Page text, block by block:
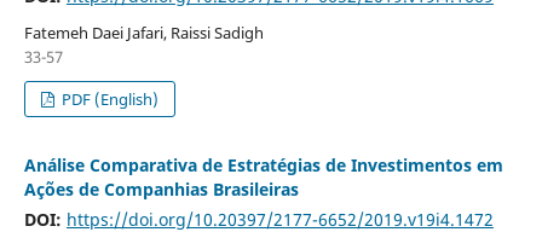
Fatemeh Daei Jafari, Raissi Sadigh
33-57
PDF (English)
Análise Comparativa de Estratégias de Investimentos em
Ações de Companhias Brasileiras
DOI: https://doi.org/10.20397/2177-6652/2019.v19i4.1472